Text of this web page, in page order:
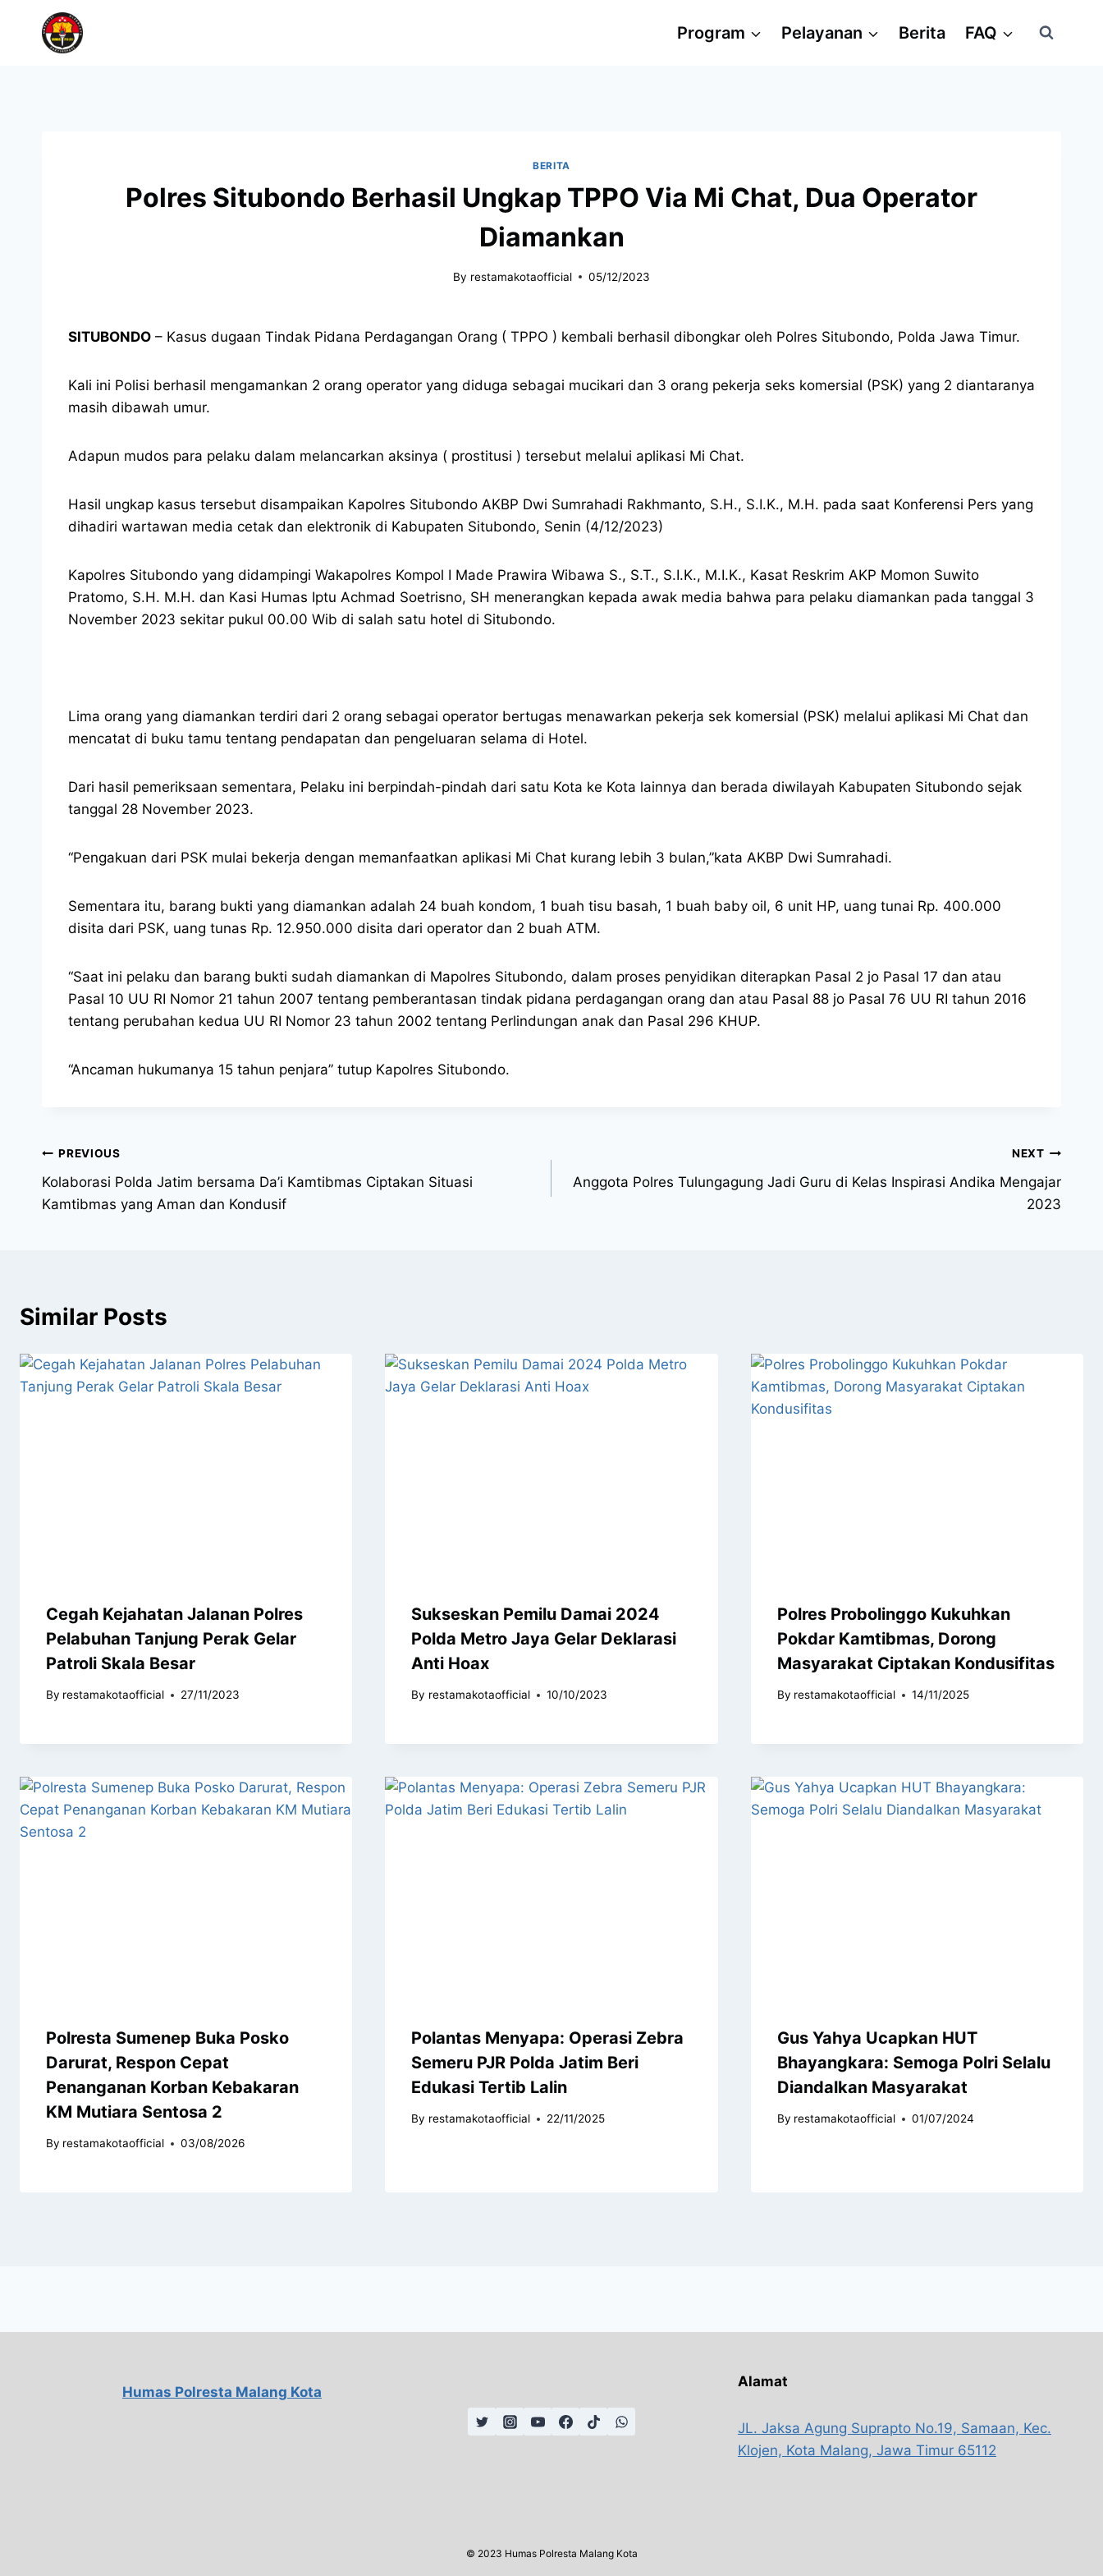
Program Pelayanan Berita FAQ
BERITA
Polres Situbondo Berhasil Ungkap TPPO Via Mi Chat, Dua Operator
Diamankan
By restamakotaofficial 05/12/2023
SITUBONDO – Kasus dugaan Tindak Pidana Perdagangan Orang ( TPPO ) kembali berhasil dibongkar oleh Polres Situbondo, Polda Jawa Timur.
Kali ini Polisi berhasil mengamankan 2 orang operator yang diduga sebagai mucikari dan 3 orang pekerja seks komersial (PSK) yang 2 diantaranya
masih dibawah umur.
Adapun mudos para pelaku dalam melancarkan aksinya ( prostitusi ) tersebut melalui aplikasi Mi Chat.
Hasil ungkap kasus tersebut disampaikan Kapolres Situbondo AKBP Dwi Sumrahadi Rakhmanto, S.H., S.I.K., M.H. pada saat Konferensi Pers yang
dihadiri wartawan media cetak dan elektronik di Kabupaten Situbondo, Senin (4/12/2023)
Kapolres Situbondo yang didampingi Wakapolres Kompol I Made Prawira Wibawa S., S.T., S.I.K., M.I.K., Kasat Reskrim AKP Momon Suwito
Pratomo, S.H. M.H. dan Kasi Humas Iptu Achmad Soetrisno, SH menerangkan kepada awak media bahwa para pelaku diamankan pada tanggal 3
November 2023 sekitar pukul 00.00 Wib di salah satu hotel di Situbondo.
Lima orang yang diamankan terdiri dari 2 orang sebagai operator bertugas menawarkan pekerja sek komersial (PSK) melalui aplikasi Mi Chat dan
mencatat di buku tamu tentang pendapatan dan pengeluaran selama di Hotel.
Dari hasil pemeriksaan sementara, Pelaku ini berpindah-pindah dari satu Kota ke Kota lainnya dan berada diwilayah Kabupaten Situbondo sejak
tanggal 28 November 2023.
“Pengakuan dari PSK mulai bekerja dengan memanfaatkan aplikasi Mi Chat kurang lebih 3 bulan,”kata AKBP Dwi Sumrahadi.
Sementara itu, barang bukti yang diamankan adalah 24 buah kondom, 1 buah tisu basah, 1 buah baby oil, 6 unit HP, uang tunai Rp. 400.000
disita dari PSK, uang tunas Rp. 12.950.000 disita dari operator dan 2 buah ATM.
“Saat ini pelaku dan barang bukti sudah diamankan di Mapolres Situbondo, dalam proses penyidikan diterapkan Pasal 2 jo Pasal 17 dan atau
Pasal 10 UU RI Nomor 21 tahun 2007 tentang pemberantasan tindak pidana perdagangan orang dan atau Pasal 88 jo Pasal 76 UU RI tahun 2016
tentang perubahan kedua UU RI Nomor 23 tahun 2002 tentang Perlindungan anak dan Pasal 296 KHUP.
“Ancaman hukumanya 15 tahun penjara” tutup Kapolres Situbondo.
PREVIOUS
Kolaborasi Polda Jatim bersama Da’i Kamtibmas Ciptakan Situasi
Kamtibmas yang Aman dan Kondusif
NEXT
Anggota Polres Tulungagung Jadi Guru di Kelas Inspirasi Andika Mengajar
2023
Similar Posts
Cegah Kejahatan Jalanan Polres
Pelabuhan Tanjung Perak Gelar
Patroli Skala Besar
By restamakotaofficial 27/11/2023
Sukseskan Pemilu Damai 2024
Polda Metro Jaya Gelar Deklarasi
Anti Hoax
By restamakotaofficial 10/10/2023
Polres Probolinggo Kukuhkan
Pokdar Kamtibmas, Dorong
Masyarakat Ciptakan Kondusifitas
By restamakotaofficial 14/11/2025
Polresta Sumenep Buka Posko
Darurat, Respon Cepat
Penanganan Korban Kebakaran
KM Mutiara Sentosa 2
By restamakotaofficial 03/08/2026
Polantas Menyapa: Operasi Zebra
Semeru PJR Polda Jatim Beri
Edukasi Tertib Lalin
By restamakotaofficial 22/11/2025
Gus Yahya Ucapkan HUT
Bhayangkara: Semoga Polri Selalu
Diandalkan Masyarakat
By restamakotaofficial 01/07/2024
Humas Polresta Malang Kota
Alamat
JL. Jaksa Agung Suprapto No.19, Samaan, Kec.
Klojen, Kota Malang, Jawa Timur 65112
© 2023 Humas Polresta Malang Kota